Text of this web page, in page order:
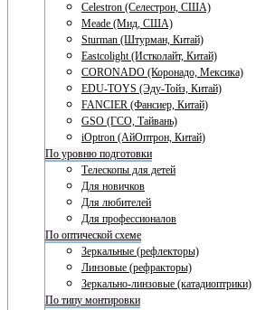
Celestron (Селестрон, США)
Meade (Мид, США)
Sturman (Штурман, Китай)
Eastcolight (Истколайт, Китай)
CORONADO (Коронадо, Мексика)
EDU-TOYS (Эду-Тойз, Китай)
FANCIER (Фансиер, Китай)
GSO (ГСО, Тайвань)
iOptron (АйОптрон, Китай)
По уровню подготовки
Телескопы для детей
Для новичков
Для любителей
Для профессионалов
По оптической схеме
Зеркальные (рефлекторы)
Линзовые (рефракторы)
Зеркально-линзовые (катадиоптрики)
По типу монтировки